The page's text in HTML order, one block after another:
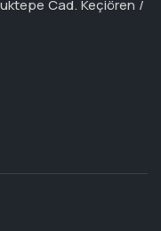
Cad. Keçiören /